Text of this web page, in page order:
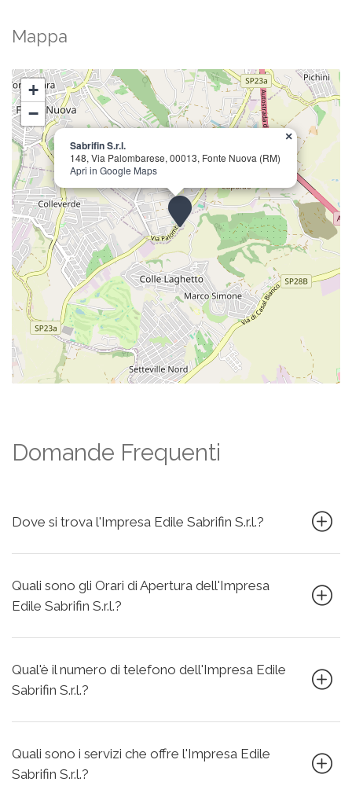
Mappa
Sabrifin S.r.l.
148, Via Palombarese, 00013, Fonte Nuova (RM)
Apri in Google Maps
×
+
−
Domande Frequenti
Dove si trova l'Impresa Edile Sabrifin S.r.l.?
Quali sono gli Orari di Apertura dell'Impresa
Edile Sabrifin S.r.l.?
Qual'è il numero di telefono dell'Impresa Edile
Sabrifin S.r.l.?
Quali sono i servizi che offre l'Impresa Edile
Sabrifin S.r.l.?